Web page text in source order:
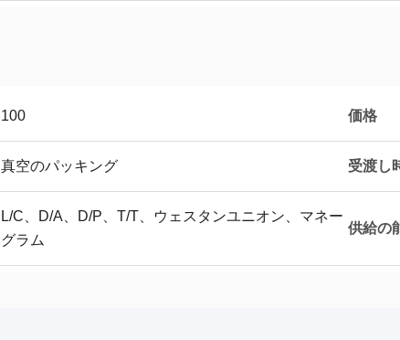
100 価格
真空のパッキング 受渡し
L/C、D/A、D/P、T/T、ウェスタンユニオン、マネー
グラム
供給の